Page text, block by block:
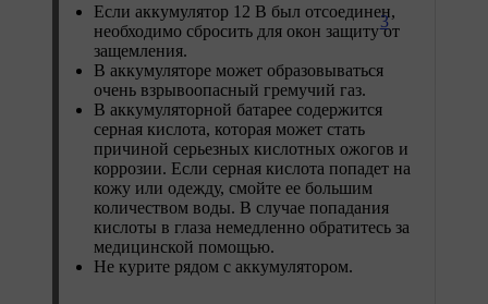
Если аккумулятор 12 В был отсоединен,
необходимо сбросить для окон защиту от
защемления.
В аккумуляторе может образовываться
очень взрывоопасный гремучий газ.
В аккумуляторной батарее содержится
серная кислота, которая может стать
причиной серьезных кислотных ожогов и
коррозии. Если серная кислота попадет на
кожу или одежду, смойте ее большим
количеством воды. В случае попадания
кислоты в глаза немедленно обратитесь за
медицинской помощью.
Не курите рядом с аккумулятором.
3